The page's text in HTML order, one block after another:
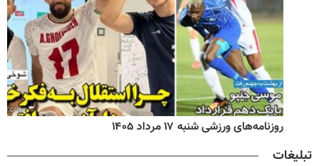
روزنامه‌های ورزشی شنبه ۱۷ مرداد ۱۴۰۵
تبلیغات